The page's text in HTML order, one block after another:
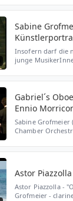
Sabine
Insofern darf die
junge
Gabriel´s
Ennio
Sabine Grofmeier
Chamber
Astor
Astor Piazzolla -
Grofmeier -